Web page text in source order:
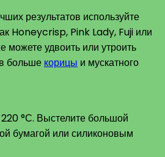
результатов используйте
Honeycrisp, Pink Lady, Fuji или
удвоить или утроить
больше корицы и мускатного
220 °С. Выстелите большой
бумагой или силиконовым